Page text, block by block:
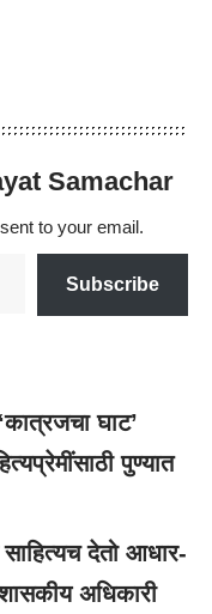
Samachar
to your email.
Subscribe
घाट’
पुण्यात
देतो आधार-
अधिकारी